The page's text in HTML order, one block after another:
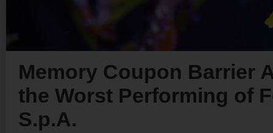
Memory Coupon Barrier
the Worst Performing of
S.p.A.